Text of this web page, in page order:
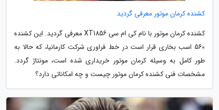
کشنده کرمان موتور معرفی گردید
کشنده کرمان موتور با نام کی ام سی XT1856 معرفی گردید. این کشنده
560 اسب بخاری قرار است در خط فراوری شرکت کارمانیا، که حالا به
طور کامل به وسیله کرمان موتور خریداری شده است، مونتاژ گردد.
مشخصات فنی کشنده کرمان موتور چیست و چه امکاناتی دارد؟